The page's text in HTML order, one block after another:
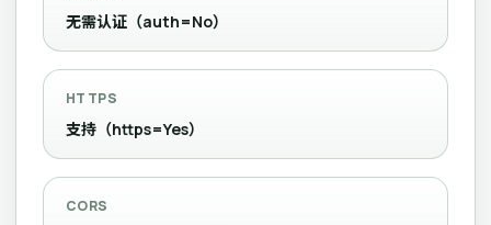
无需认证（auth=No）
HTTPS
支持（https=Yes）
CORS